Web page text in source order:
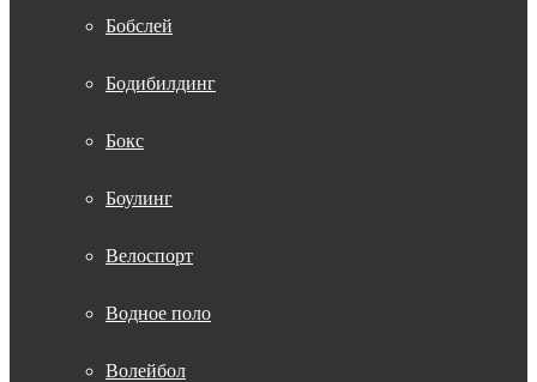
Бобслей
Бодибилдинг
Бокс
Боулинг
Велоспорт
Водное поло
Волейбол